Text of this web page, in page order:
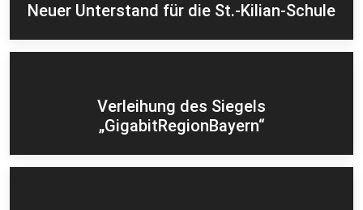
Neuer Unterstand für die St.-Kilian-Schule
Verleihung des Siegels
„GigabitRegionBayern“